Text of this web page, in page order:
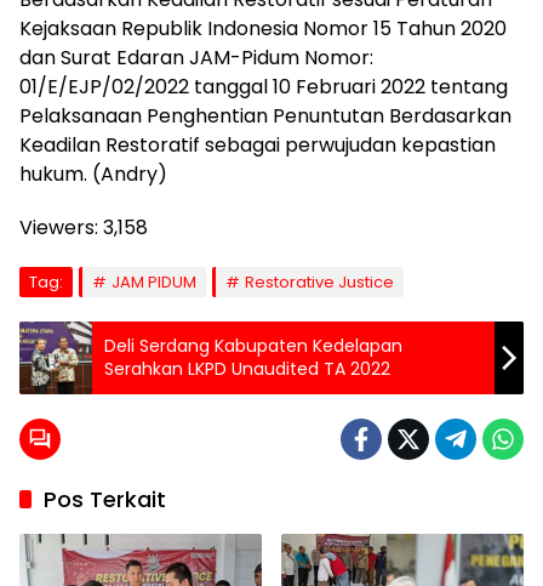
Kejaksaan Republik Indonesia Nomor 15 Tahun 2020
dan Surat Edaran JAM-Pidum Nomor:
01/E/EJP/02/2022 tanggal 10 Februari 2022 tentang
Pelaksanaan Penghentian Penuntutan Berdasarkan
Keadilan Restoratif sebagai perwujudan kepastian
hukum. (Andry)
Viewers: 3,158
Tag: JAM PIDUM Restorative Justice
Deli Serdang Kabupaten Kedelapan
Serahkan LKPD Unaudited TA 2022
Pos Terkait